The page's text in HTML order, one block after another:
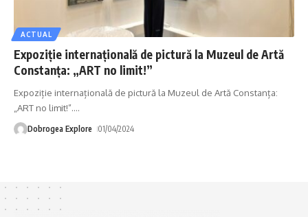
ACTUAL
Expoziție internațională de pictură la Muzeul de Artă
Constanța: „ART no limit!”
Expoziție internațională de pictură la Muzeul de Artă Constanța:
„ART no limit!”.…
Dobrogea Explore 01/04/2024